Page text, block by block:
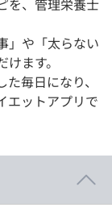
」や「太らない
ます。
毎日になり、
エットアプリで